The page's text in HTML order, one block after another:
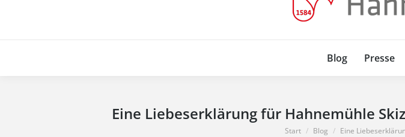
Blog Presse
Eine Liebeserklärung für Hahnemühle
Sie befinden sich hier:
Start Blog Eine